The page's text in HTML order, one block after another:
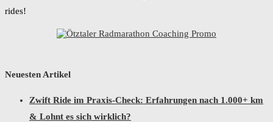
rides!
Neuesten Artikel
Zwift Ride im Praxis-Check: Erfahrungen nach 1.000+ km
& Lohnt es sich wirklich?